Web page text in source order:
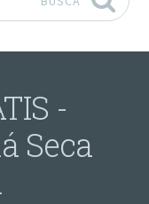
-
Seca